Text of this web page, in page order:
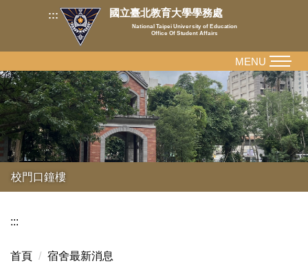
內
容
區
::: 國立臺北教育大學學務處
National Taipei University of Education
Office Of Student Affairs
校門口鐘樓
MENU
:::
首頁 宿舍最新消息